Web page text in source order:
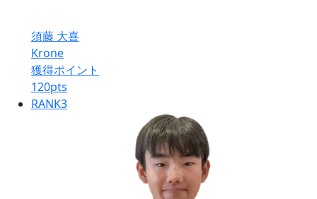
須藤 大喜
Krone
獲得ポイント
120pts
RANK3